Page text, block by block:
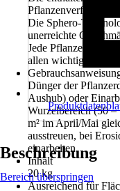
Die Sphero-
unerreichte
Jede Pflanze wird
allen wichtigen
Dünger der
Aushub) oder
Wurzelbereich (50
m² im April/Mai
ausstreuen, bei
einarbeiten.
Inhalt
20 kg
Ausreichend für
Beschreibung
Bereich überspringen